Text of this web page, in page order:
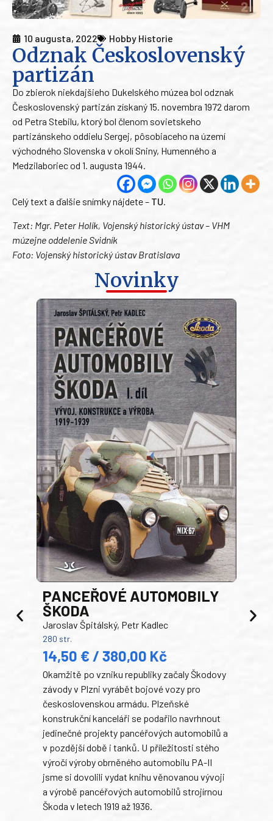
10 augusta, 2022 Hobby Historie
Odznak Československý
partizán
Do zbierok niekdajšieho Dukelského múzea bol odznak
Československý partizán získaný 15. novembra 1972 darom
od Petra Stebilu, ktorý bol členom sovietskeho
partizánskeho oddielu Sergej, pôsobiaceho na území
východného Slovenska v okolí Sniny, Humenného a
Medzilaboriec od 1. augusta 1944.
Celý text a ďalšie snímky nájdete – TU.
Text: Mgr. Peter Holík, Vojenský historický ústav – VHM
múzejne oddelenie Svidník
Foto: Vojenský historický ústav Bratislava
Novinky
PANCEŘOVÉ AUTOMOBILY
ŠKODA
Jaroslav Špitálský, Petr Kadlec
280 str.
14,50 € / 380,00 Kč
Okamžitě po vzniku republiky začaly Škodovy
závody v Plzni vyrábět bojové vozy pro
československou armádu. Plzeňské
konstrukční kanceláři se podařilo navrhnout
jedinečné projekty pancéřových automobilů a
v pozdější době i tanků. U příležitosti stého
výročí výroby obrněného automobilu PA-II
jsme si dovolili vydat knihu věnovanou vývoji
a výrobě pancéřových automobilů strojírnou
Škoda v letech 1919 až 1936.